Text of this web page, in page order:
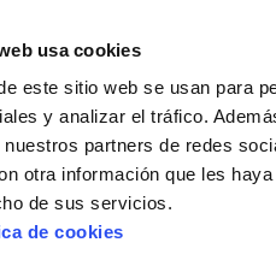
usa cookies
este sitio web se usan para
y analizar el tráfico.
partners de redes
otra información que les
de sus servicios.
de cookies
ARANGIZ FUNDAZIOA